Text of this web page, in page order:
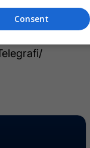
të
Ato media
mbulonte
Consent